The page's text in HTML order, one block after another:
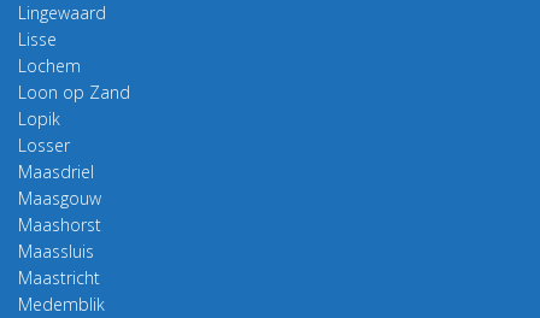
Lingewaard
Lisse
Lochem
Loon op Zand
Lopik
Losser
Maasdriel
Maasgouw
Maashorst
Maassluis
Maastricht
Medemblik